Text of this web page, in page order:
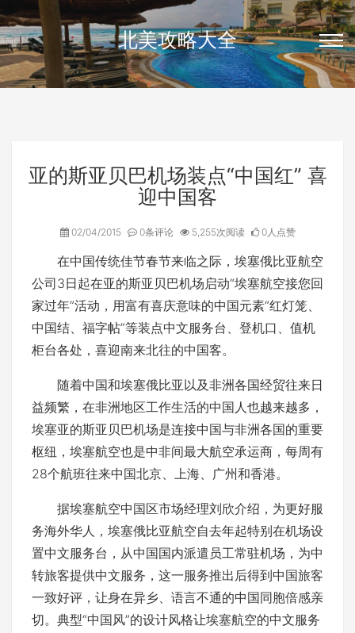
北美攻略大全
亚的斯亚贝巴机场装点“中国红” 喜
迎中国客
02/04/2015 0条评论 5,255次阅读 0人点赞
在中国传统佳节春节来临之际，埃塞俄比亚航空
公司3日起在亚的斯亚贝巴机场启动“埃塞航空接您回
家过年”活动，用富有喜庆意味的中国元素“红灯笼、
中国结、福字帖”等装点中文服务台、登机口、值机
柜台各处，喜迎南来北往的中国客。
随着中国和埃塞俄比亚以及非洲各国经贸往来日
益频繁，在非洲地区工作生活的中国人也越来越多，
埃塞亚的斯亚贝巴机场是连接中国与非洲各国的重要
枢纽，埃塞航空也是中非间最大航空承运商，每周有
28个航班往来中国北京、上海、广州和香港。
据埃塞航空中国区市场经理刘欣介绍，为更好服
务海外华人，埃塞俄比亚航空自去年起特别在机场设
置中文服务台，从中国国内派遣员工常驻机场，为中
转旅客提供中文服务，这一服务推出后得到中国旅客
一致好评，让身在异乡、语言不通的中国同胞倍感亲
切。典型“中国风”的设计风格让埃塞航空的中文服务